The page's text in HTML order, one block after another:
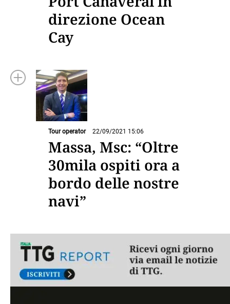
direzione Ocean
Cay
Tour operator 22/09/2021 15:06
Massa, Msc: “Oltre
30mila ospiti ora a
bordo delle nostre
navi”